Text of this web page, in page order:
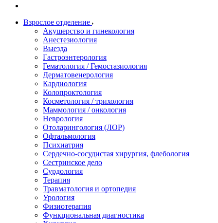
Взрослое отделение
Акушерство и гинекология
Анестезиология
Выезда
Гастроэнтерология
Гематология / Гемостазиология
Дерматовенерология
Кардиология
Колопроктология
Косметология / трихология
Маммология / онкология
Неврология
Отоларингология (ЛОР)
Офтальмология
Психиатрия
Сердечно-сосудистая хирургия, флебология
Сестринское дело
Сурдология
Терапия
Травматология и ортопедия
Урология
Физиотерапия
Функциональная диагностика